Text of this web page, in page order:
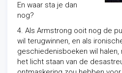
En waar sta je dan
nog?
4. Als Armstrong ooit nog de
wil terugwinnen, en als
geschiedenisboeken wil halen,
het licht staan van de